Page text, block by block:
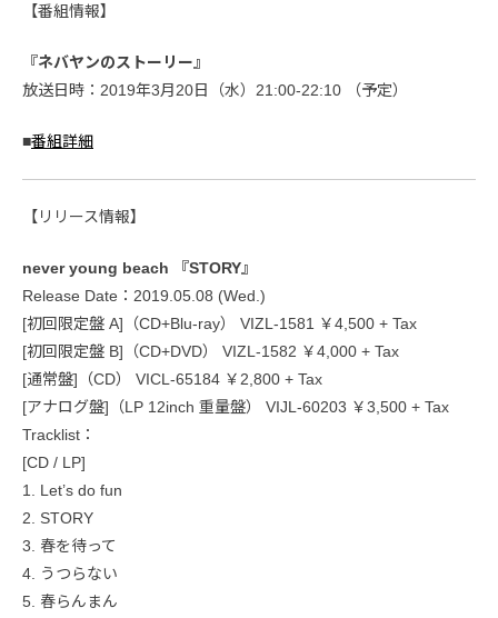
【番組情報】
『ネバヤンのストーリー』
放送日時：2019年3月20日（水）21:00-22:10 （予定）
■番組詳細
【リリース情報】
never young beach 『STORY』
Release Date：2019.05.08 (Wed.)
[初回限定盤 A]（CD+Blu-ray） VIZL-1581 ￥4,500 + Tax
[初回限定盤 B]（CD+DVD） VIZL-1582 ￥4,000 + Tax
[通常盤]（CD） VICL-65184 ￥2,800 + Tax
[アナログ盤]（LP 12inch 重量盤） VIJL-60203 ￥3,500 + Tax
Tracklist：
[CD / LP]
1. Let’s do fun
2. STORY
3. 春を待って
4. うつらない
5. 春らんまん